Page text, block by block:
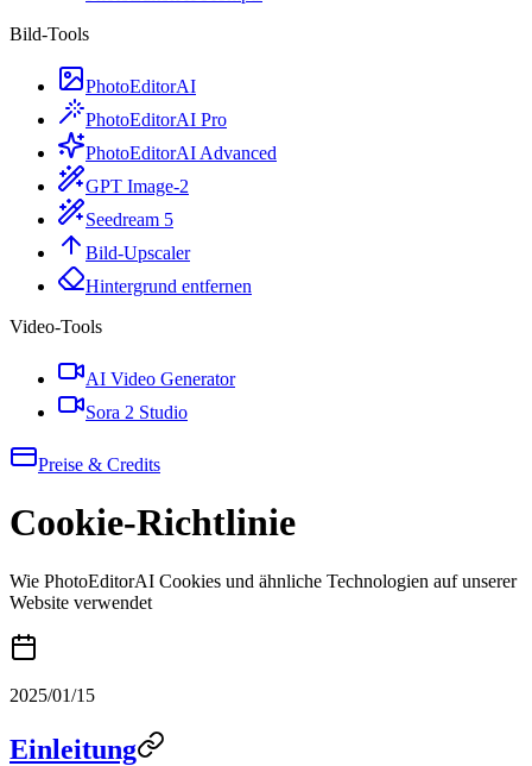
Bild-Tools
PhotoEditorAI
PhotoEditorAI Pro
PhotoEditorAI Advanced
GPT Image-2
Seedream 5
Bild-Upscaler
Hintergrund entfernen
Video-Tools
AI Video Generator
Sora 2 Studio
Preise & Credits
Cookie-Richtlinie
Wie PhotoEditorAI Cookies und ähnliche Technologien auf unserer
Website verwendet
2025/01/15
Einleitung